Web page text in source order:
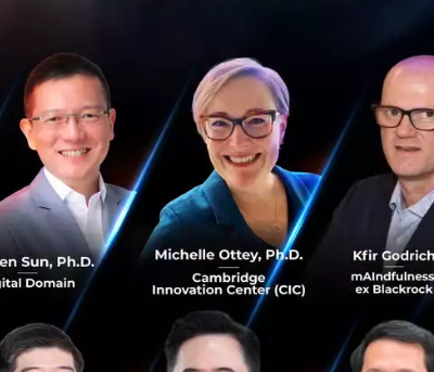
พฤษภาคม 18, 2022
PR News nrpt แสนสิริ alt. Eatery plant-based
PTT ทุ่ม 1,550 ล้านบาท ซื้อหุ้น 'Lotus' บริษัทผลิต
ยาจากไต้หวัน
PTT ทุ่มเงินลงทุนทั้งสิ้นประมาณ 50 ล้านเหรียญสหรัฐฯ (คิด
เป็นประมาณ1,550 ล้านบาท) เข้าซื้อหุ้น Lotus บริษัทผลิต
และจําหน่ายยาจากไต้หวัน ซึ่งการลงทุนดังกล่าวเป็นไปตาม
กลยุทธ์ในธุรกิจ ...
เมษายน 17, 2021
Techsauce Team
0